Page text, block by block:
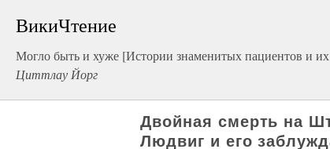
ВикиЧтение
Могло быть и хуже [Истории знаменитых пациентов и их
Циттлау Йорг
Двойная смерть на
Людвиг и его